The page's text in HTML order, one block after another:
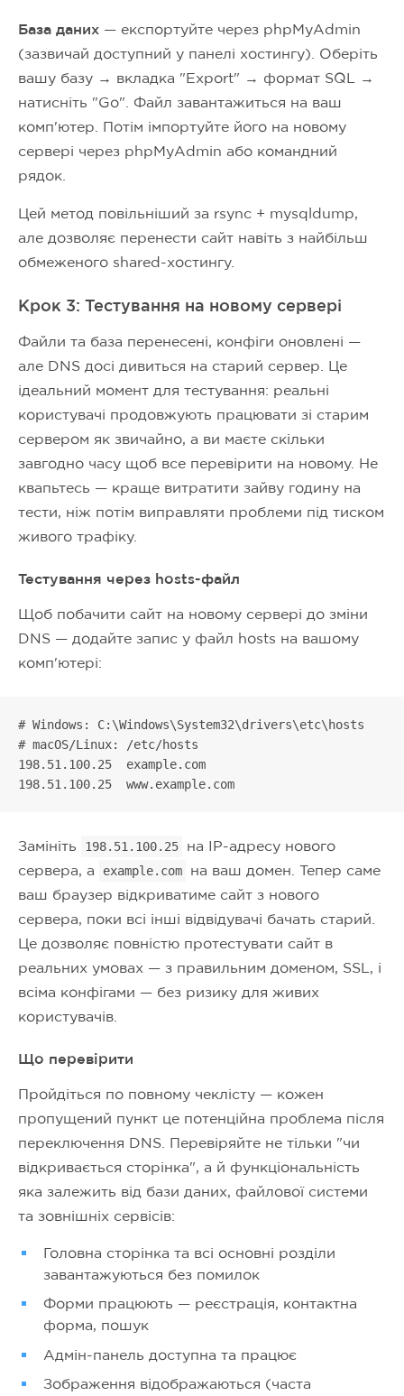
База даних — експортуйте через phpMyAdmin
(зазвичай доступний у панелі хостингу). Оберіть
вашу базу → вкладка "Export" → формат SQL →
натисніть "Go". Файл завантажиться на ваш
комп'ютер. Потім імпортуйте його на новому
сервері через phpMyAdmin або командний
рядок.
Цей метод повільніший за rsync + mysqldump,
але дозволяє перенести сайт навіть з найбільш
обмеженого shared-хостингу.
Крок 3: Тестування на новому сервері
Файли та база перенесені, конфіги оновлені —
але DNS досі дивиться на старий сервер. Це
ідеальний момент для тестування: реальні
користувачі продовжують працювати зі старим
сервером як звичайно, а ви маєте скільки
завгодно часу щоб все перевірити на новому. Не
квапьтесь — краще витратити зайву годину на
тести, ніж потім виправляти проблеми під тиском
живого трафіку.
Тестування через hosts-файл
Щоб побачити сайт на новому сервері до зміни
DNS — додайте запис у файл hosts на вашому
комп'ютері:
# Windows: C:\Windows\System32\drivers\etc\hosts
# macOS/Linux: /etc/hosts
198.51.100.25  example.com
198.51.100.25  www.example.com
Замініть 198.51.100.25
на IP-адресу нового
сервера, а
example.com
на ваш домен. Тепер саме
ваш браузер відкриватиме сайт з нового
сервера, поки всі інші відвідувачі бачать старий.
Це дозволяє повністю протестувати сайт в
реальних умовах — з правильним доменом, SSL, і
всіма конфігами — без ризику для живих
користувачів.
Що перевірити
Пройдіться по повному чекліcту — кожен
пропущений пункт це потенційна проблема після
переключення DNS. Перевіряйте не тільки "чи
відкривається сторінка", а й функціональність
яка залежить від бази даних, файлової системи
та зовнішніх сервісів:
Головна сторінка та всі основні розділи
завантажуються без помилок
Форми працюють — реєстрація, контактна
форма, пошук
Адмін-панель доступна та працює
Зображення відображаються (часта